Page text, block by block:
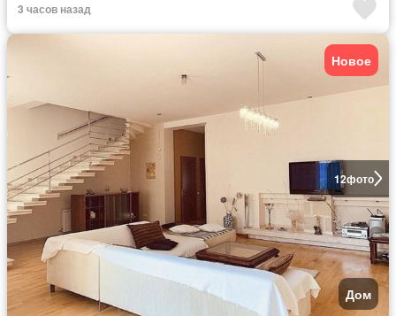
3 часов назад
12фото
Новое
Дом